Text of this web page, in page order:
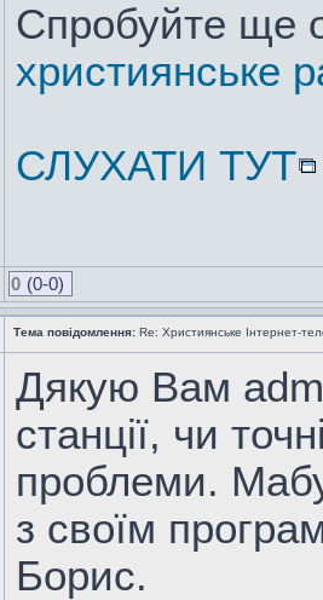
Спробуйте ще
християнське
СЛУХАТИ ТУТ
0 (0-0)
Тема повідомлення: Re: Християнське Інтернет-
Дякую Вам
станції, чи
проблеми.
з своїм
Борис.